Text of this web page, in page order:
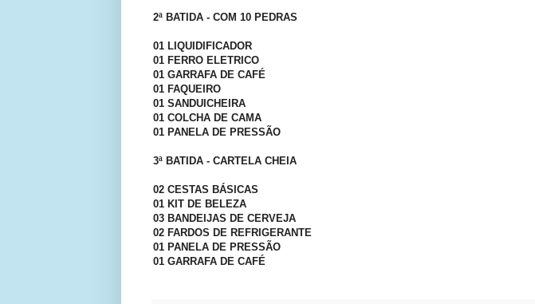
2ª BATIDA - COM 10 PEDRAS
01 LIQUIDIFICADOR
01 FERRO ELETRICO
01 GARRAFA DE CAFÉ
01 FAQUEIRO
01 SANDUICHEIRA
01 COLCHA DE CAMA
01 PANELA DE PRESSÃO
3ª BATIDA - CARTELA CHEIA
02 CESTAS BÁSICAS
01 KIT DE BELEZA
03 BANDEIJAS DE CERVEJA
02 FARDOS DE REFRIGERANTE
01 PANELA DE PRESSÃO
01 GARRAFA DE CAFÉ